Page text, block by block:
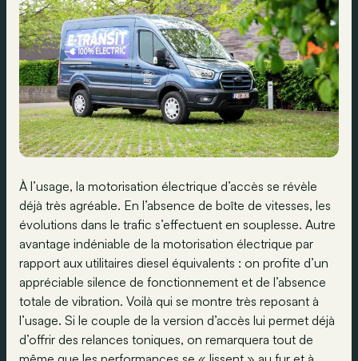
À l’usage, la motorisation électrique d’accès se révèle
déjà très agréable. En l’absence de boîte de vitesses, les
évolutions dans le trafic s’effectuent en souplesse. Autre
avantage indéniable de la motorisation électrique par
rapport aux utilitaires diesel équivalents : on profite d’un
appréciable silence de fonctionnement et de l’absence
totale de vibration. Voilà qui se montre très reposant à
l’usage. Si le couple de la version d’accès lui permet déjà
d’offrir des relances toniques, on remarquera tout de